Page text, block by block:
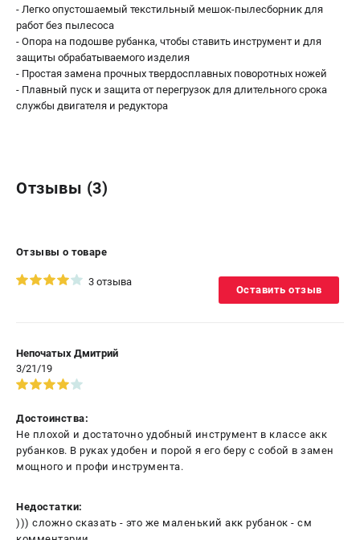
- Легко опустошаемый текстильный мешок-пылесборник для
работ без пылесоса
- Опора на подошве рубанка, чтобы ставить инструмент и для
защиты обрабатываемого изделия
- Простая замена прочных твердосплавных поворотных ножей
- Плавный пуск и защита от перегрузок для длительного срока
службы двигателя и редуктора
Отзывы (3)
Отзывы о товаре
3 отзыва
Оставить отзыв
Непочатых Дмитрий
3/21/19
Достоинства:
Не плохой и достаточно удобный инструмент в классе акк
рубанков. В руках удобен и порой я его беру с собой в замен
мощного и профи инструмента.
Недостатки:
))) сложно сказать - это же маленький акк рубанок - см